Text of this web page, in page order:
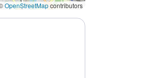
OpenStreetMapcontributors